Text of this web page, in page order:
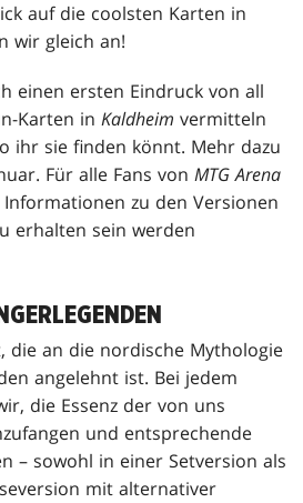
auf die coolsten Karten in
wir gleich an!
einen ersten Eindruck von all
Karten inKaldheim vermitteln
ihr sie finden könnt. Mehr dazu
Für alle Fans vonMTG Arena
zu den Versionen
erhalten sein werden
die an die nordische Mythologie
angelehnt ist. Bei jedem
die Essenz der von uns
und entsprechende
– sowohl in einer Setversion als
mit alternativer